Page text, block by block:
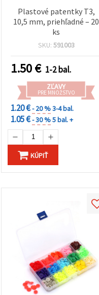
Plastové patentky T3,
10,5 mm, priehľadné – 20
ks
SKU: 591003
1.50€ 1-2 bal.
ZĽAVY
PRE MNOŽSTVO
1.20 €- 20 %3-4 bal.
1.05 €- 30 %5 bal. +
KÚPIŤ